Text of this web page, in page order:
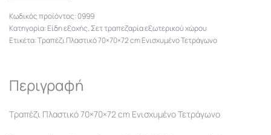
0999
Κατηγορία:Είδη εξοχής, Σετ τραπεζαρία εξωτερικού χώρου
Ετικέτα:Τραπέζι Πλαστικό 70×70×72 cm Ενισχυμένο Τετράγωνο
Περιγραφή
Τραπέζι Πλαστικό 70×70×72 cm Ενισχυμένο Τετράγωνο